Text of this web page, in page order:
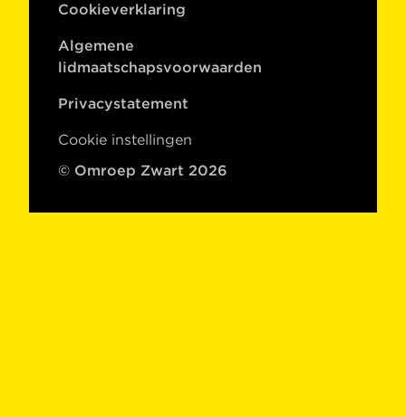
Cookieverklaring
Algemene
lidmaatschapsvoorwaarden
Privacystatement
Cookie instellingen
© Omroep Zwart 2026